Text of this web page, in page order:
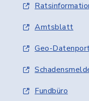
Amtsblatt
Geo-
Fundbüro